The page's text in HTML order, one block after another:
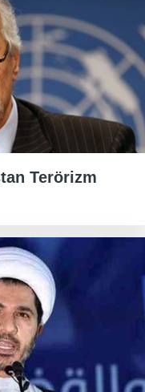
Terörizm